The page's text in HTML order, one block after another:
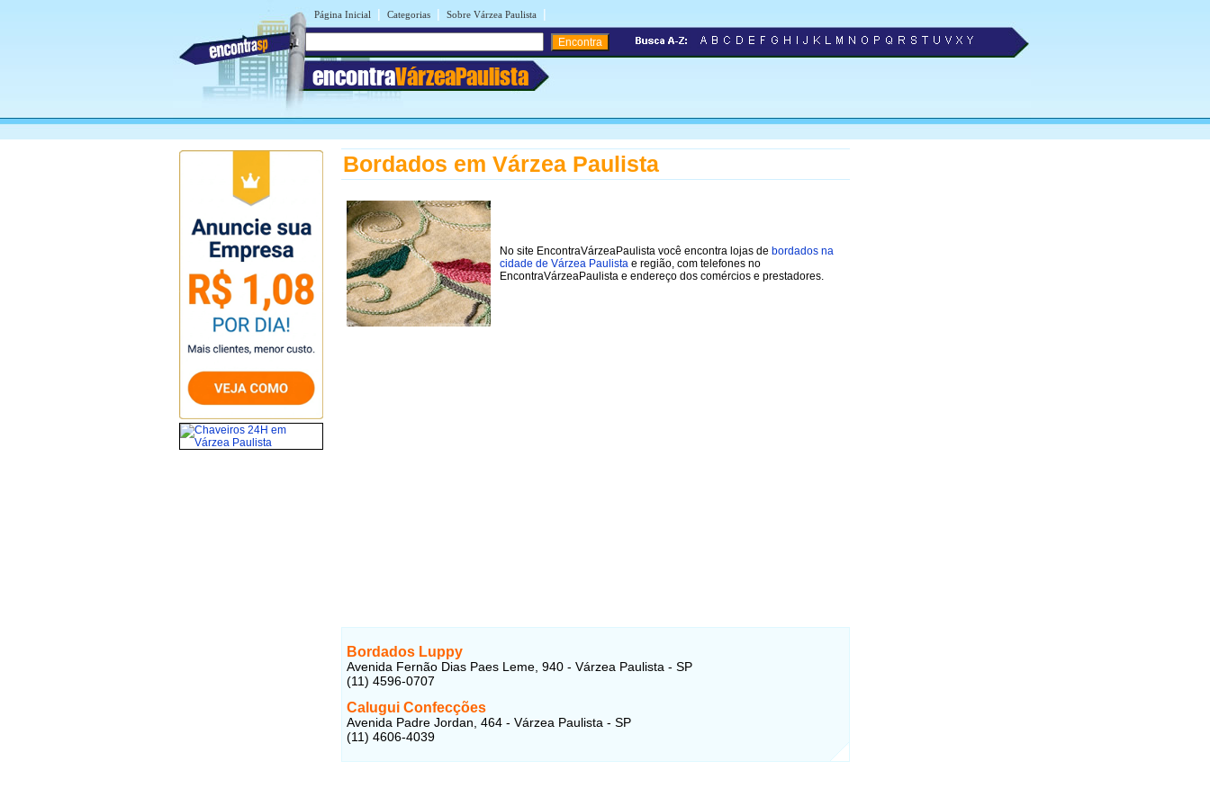
Página Inicial | Categorias | Sobre Várzea Paulista |
encontraVárzeaPaulista
Bordados em Várzea Paulista
No site EncontraVárzeaPaulista você encontra lojas de bordados na
cidade de Várzea Paulista e região, com telefones no
EncontraVárzeaPaulista e endereço dos comércios e prestadores.
Bordados Luppy
Avenida Fernão Dias Paes Leme, 940 - Várzea Paulista - SP
(11) 4596-0707
Calugui Confecções
Avenida Padre Jordan, 464 - Várzea Paulista - SP
(11) 4606-4039